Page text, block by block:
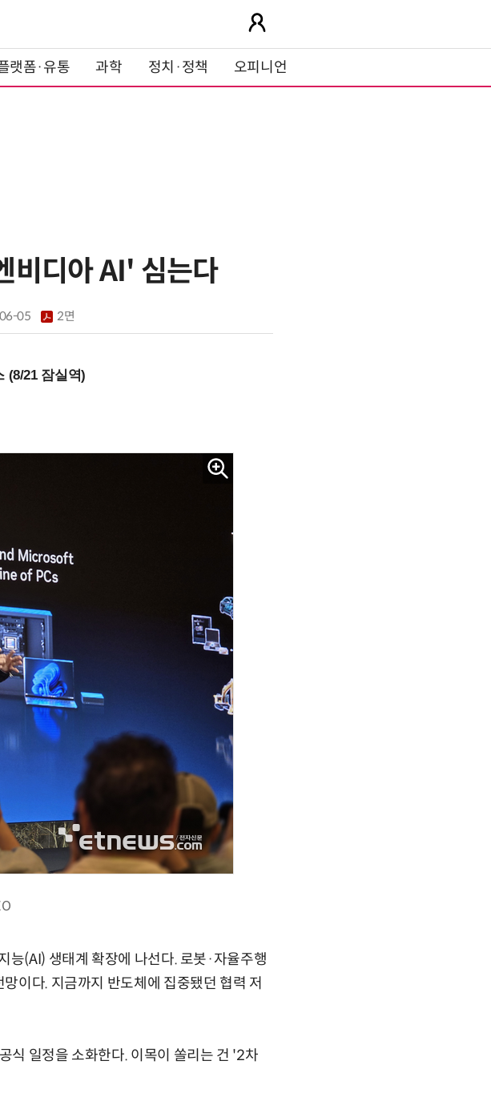
랫폼·유통 과학 정치·정책 오피니언
비디아 AI' 심는다
05 2면
(8/21 잠실역)
능(AI) 생태계 확장에 나선다. 로봇·자율주행
이다. 지금까지 반도체에 집중됐던 협력 저
식 일정을 소화한다. 이목이 쏠리는 건 '2차